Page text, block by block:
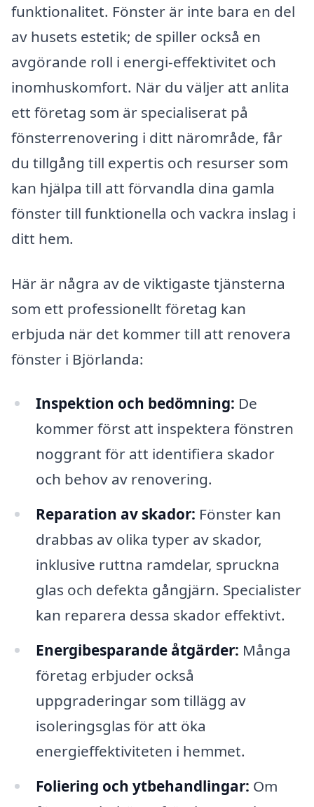
funktionalitet. Fönster är inte bara en del
av husets estetik; de spiller också en
avgörande roll i energi-effektivitet och
inomhuskomfort. När du väljer att anlita
ett företag som är specialiserat på
fönsterrenovering i ditt närområde, får
du tillgång till expertis och resurser som
kan hjälpa till att förvandla dina gamla
fönster till funktionella och vackra inslag i
ditt hem.
Här är några av de viktigaste tjänsterna
som ett professionellt företag kan
erbjuda när det kommer till att renovera
fönster i Björlanda:
Inspektion och bedömning: De
kommer först att inspektera fönstren
noggrant för att identifiera skador
och behov av renovering.
Reparation av skador: Fönster kan
drabbas av olika typer av skador,
inklusive ruttna ramdelar, spruckna
glas och defekta gångjärn. Specialister
kan reparera dessa skador effektivt.
Energibesparande åtgärder: Många
företag erbjuder också
uppgraderingar som tillägg av
isoleringsglas för att öka
energieffektiviteten i hemmet.
Foliering och ytbehandlingar: Om